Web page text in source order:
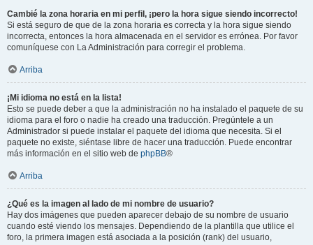
Cambié la zona horaria en mi perfil, ¡pero la hora sigue siendo incorrecto!
Si está seguro de que de la zona horaria es correcta y la hora sigue siendo
incorrecta, entonces la hora almacenada en el servidor es errónea. Por favor
comuníquese con La Administración para corregir el problema.
Arriba
¡Mi idioma no está en la lista!
Esto se puede deber a que la administración no ha instalado el paquete de su
idioma para el foro o nadie ha creado una traducción. Pregúntele a un
Administrador si puede instalar el paquete del idioma que necesita. Si el
paquete no existe, siéntase libre de hacer una traducción. Puede encontrar
más información en el sitio web de phpBB®
Arriba
¿Qué es la imagen al lado de mi nombre de usuario?
Hay dos imágenes que pueden aparecer debajo de su nombre de usuario
cuando esté viendo los mensajes. Dependiendo de la plantilla que utilice el
foro, la primera imagen está asociada a la posición (rank) del usuario,